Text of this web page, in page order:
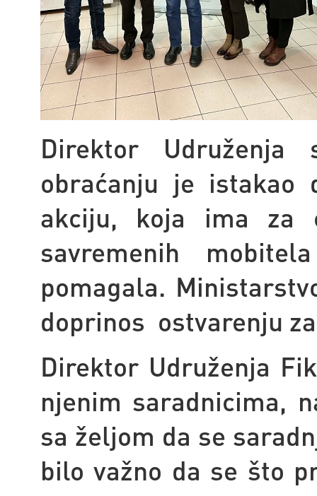
Direktor
obraćanju je
akciju, koja ima za
savremenih
pomagala.
doprinos ostvarenju
Direktor Udruženja
njenim saradnicima,
sa željom da se
bilo važno da se što